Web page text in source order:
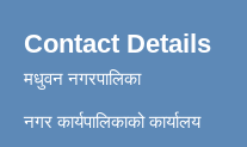
Contact Details
मधुवन नगरपालिका
नगर कार्यपालिकाको कार्यालय